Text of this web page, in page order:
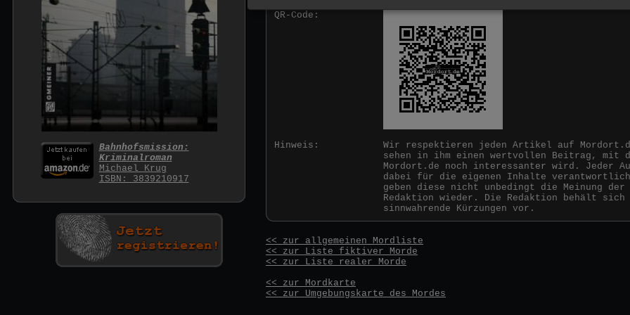
Bahnhofsmission:
Kriminalroman
Michael Krug
ISBN: 3839210917
QR-Code:
Hinweis:
Wir respektieren jeden Artikel auf
sehen in ihm einen wertvollen Beitrag, mit
Mordort.de noch interessanter wird. Jeder
dabei für die eigenen Inhalte
geben diese nicht unbedingt die Meinung der
Redaktion wieder. Die Redaktion behält sich
sinnwahrende Kürzungen vor.
<< zur allgemeinen Mordliste
<< zur Liste fiktiver Morde
<< zur Liste realer Morde
<< zur Mordkarte
<< zur Umgebungskarte des Mordes